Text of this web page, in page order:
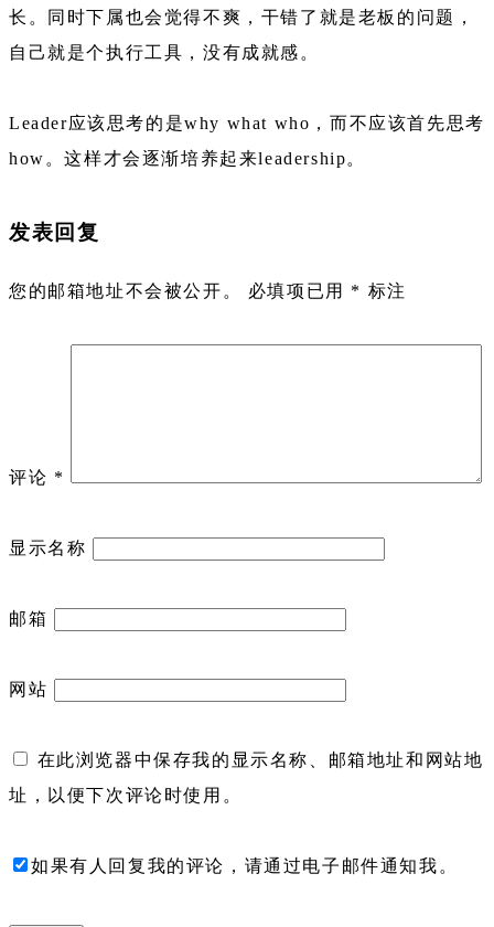
长。同时下属也会觉得不爽，干错了就是老板的问题，
自己就是个执行工具，没有成就感。
Leader应该思考的是why what who，而不应该首先思考
how。这样才会逐渐培养起来leadership。
发表回复
您的邮箱地址不会被公开。 必填项已用 * 标注
评论 *
显示名称
邮箱
网站
在此浏览器中保存我的显示名称、邮箱地址和网站地
址，以便下次评论时使用。
如果有人回复我的评论，请通过电子邮件通知我。